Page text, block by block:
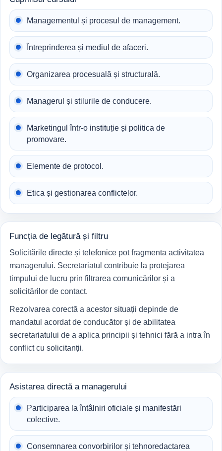
Managementul și procesul de management.
Întreprinderea și mediul de afaceri.
Organizarea procesuală și structurală.
Managerul și stilurile de conducere.
Marketingul într-o instituție și politica de
promovare.
Elemente de protocol.
Etica și gestionarea conflictelor.
Funcția de legătură și filtru
Solicitările directe și telefonice pot fragmenta activitatea
managerului. Secretariatul contribuie la protejarea
timpului de lucru prin filtrarea comunicărilor și a
solicitărilor de contact.
Rezolvarea corectă a acestor situații depinde de
mandatul acordat de conducător și de abilitatea
secretariatului de a aplica principii și tehnici fără a intra în
conflict cu solicitanții.
Asistarea directă a managerului
Participarea la întâlniri oficiale și manifestări
colective.
Consemnarea convorbirilor și tehnoredactarea